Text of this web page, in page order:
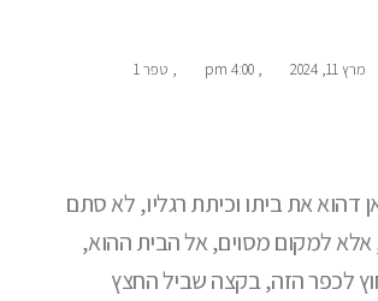
מרץ 11, 2024 4:00 pm טפר 1
דהוא את ביתו וכיתת רגליו, לא סתם
למקום מסוים, אל הבית ההוא,
לכפר הזה, בקצה שביל החצץ